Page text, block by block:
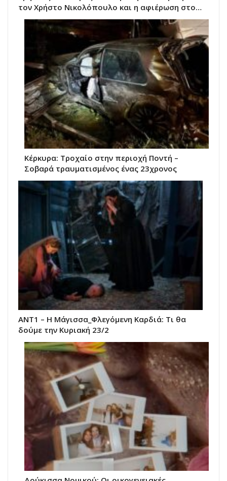
τον Χρήστο Νικολόπουλο και η αφιέρωση στο…
Κέρκυρα: Τροχαίο στην περιοχή Ποντή –
Σοβαρά τραυματισμένος ένας 23χρονος
ANT1 – Η Μάγισσα_Φλεγόμενη Καρδιά: Τι θα
δούμε την Κυριακή 23/2